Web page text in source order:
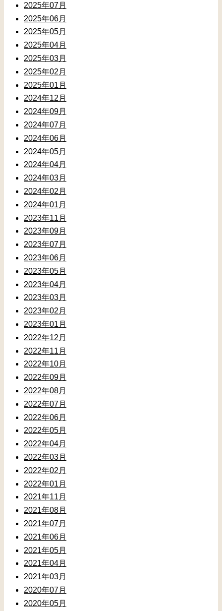
2025年07月
2025年06月
2025年05月
2025年04月
2025年03月
2025年02月
2025年01月
2024年12月
2024年09月
2024年07月
2024年06月
2024年05月
2024年04月
2024年03月
2024年02月
2024年01月
2023年11月
2023年09月
2023年07月
2023年06月
2023年05月
2023年04月
2023年03月
2023年02月
2023年01月
2022年12月
2022年11月
2022年10月
2022年09月
2022年08月
2022年07月
2022年06月
2022年05月
2022年04月
2022年03月
2022年02月
2022年01月
2021年11月
2021年08月
2021年07月
2021年06月
2021年05月
2021年04月
2021年03月
2020年07月
2020年05月